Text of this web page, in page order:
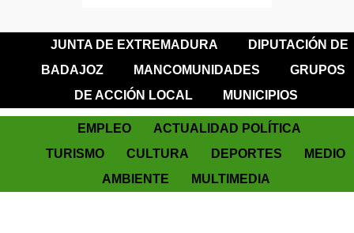
JUNTA DE EXTREMADURA
DIPUTACIÓN DE
BADAJOZ
MANCOMUNIDADES
GRUPOS
DE ACCIÓN LOCAL
MUNICIPIOS
EMPLEO
ACTUALIDAD POLÍTICA
TURISMO
CULTURA DEPORTES
MEDIO
AMBIENTE
MULTIMEDIA